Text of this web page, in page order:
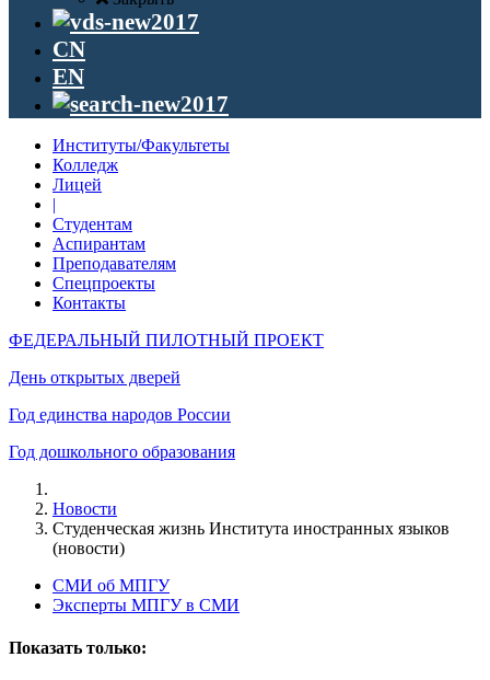
CN
EN
Институты/Факультеты
Колледж
Лицей
|
Студентам
Аспирантам
Преподавателям
Спецпроекты
Контакты
ФЕДЕРАЛЬНЫЙ ПИЛОТНЫЙ ПРОЕКТ
День открытых дверей
Год единства народов России
Год дошкольного образования
Новости
Студенческая жизнь Института иностранных языков
(новости)
СМИ об МПГУ
Эксперты МПГУ в СМИ
Показать только: